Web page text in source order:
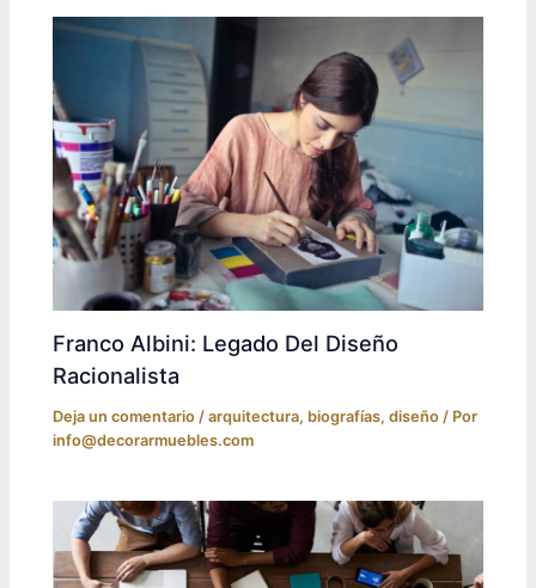
Franco Albini: Legado Del Diseño
Racionalista
Deja un comentario /arquitectura, biografías,diseño / Por
info@decorarmuebles.com